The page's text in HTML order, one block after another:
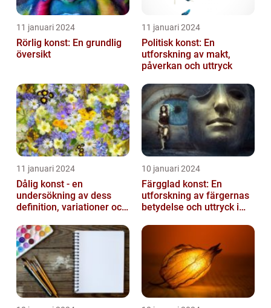
11 januari 2024
Rörlig konst: En grundlig
översikt
11 januari 2024
Politisk konst: En
utforskning av makt,
påverkan och uttryck
11 januari 2024
Dålig konst - en
undersökning av dess
definition, variationer och
10 januari 2024
Färgglad konst: En
utforskning av färgernas
betydelse och uttryck i